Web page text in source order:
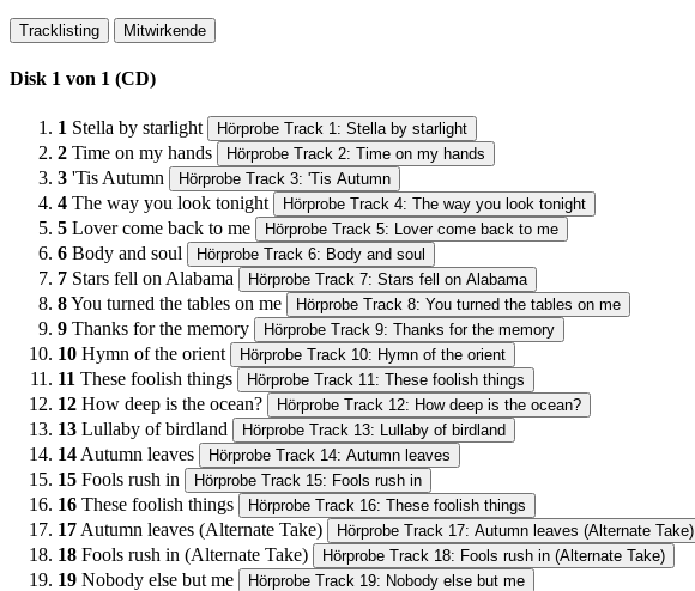
Tracklisting Mitwirkende
Disk 1 von 1 (CD)
1 Stella by starlight Hörprobe Track 1: Stella by starlight
2 Time on my hands Hörprobe Track 2: Time on my hands
3 'Tis Autumn Hörprobe Track 3: 'Tis Autumn
4 The way you look tonight Hörprobe Track 4: The way you look tonight
5 Lover come back to me Hörprobe Track 5: Lover come back to me
6 Body and soul Hörprobe Track 6: Body and soul
7 Stars fell on Alabama Hörprobe Track 7: Stars fell on Alabama
8You turned the tables on me Hörprobe Track 8: You turned the tables on me
9 Thanks for the memory Hörprobe Track 9: Thanks for the memory
10 Hymn of the orient Hörprobe Track 10: Hymn of the orient
11 These foolish things Hörprobe Track 11: These foolish things
12 How deep is the ocean? Hörprobe Track 12: How deep is the ocean?
13 Lullaby of birdland Hörprobe Track 13: Lullaby of birdland
14 Autumn leaves Hörprobe Track 14: Autumn leaves
15 Fools rush in Hörprobe Track 15: Fools rush in
16 These foolish things Hörprobe Track 16: These foolish things
17 Autumn leaves (Alternate Take) Hörprobe Track 17: Autumn leaves (Alternate Take)
18 Fools rush in (Alternate Take) Hörprobe Track 18: Fools rush in (Alternate Take)
19 Nobody else but me Hörprobe Track 19: Nobody else but me